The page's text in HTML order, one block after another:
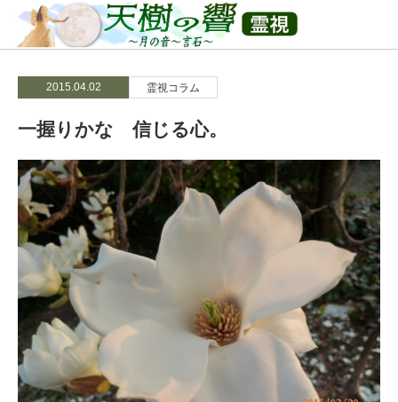
2015.04.02 霊視コラム
一握りかな 信じる心。